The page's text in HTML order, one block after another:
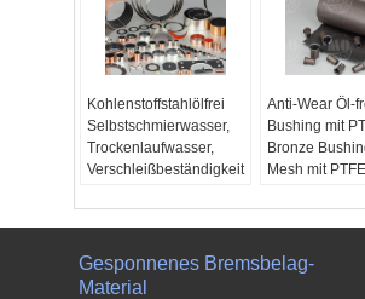
Kohlenstoffstahlölfrei
Selbstschmierwasser,
Trockenlaufwasser,
Verschleißbeständigkeit
Metallurgie im großen
Automobilindustrie,
Bergbau, Erdöl usw.
Anti-Wear Öl-
Bushing mit
Bronze
Mesh mit PTFE
Material:
Kostenlose
Ja, das ist es.
Gesponnenes Bremsbelag-
Material